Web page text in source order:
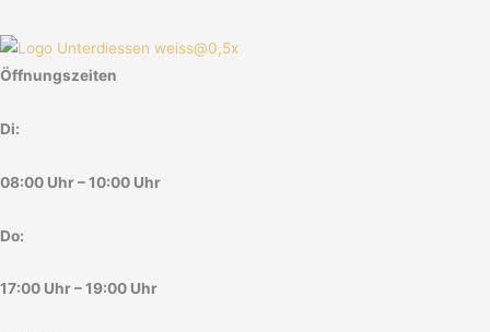
Öffnungszeiten
Di:
08:00 Uhr – 10:00 Uhr
Do:
17:00 Uhr – 19:00 Uhr